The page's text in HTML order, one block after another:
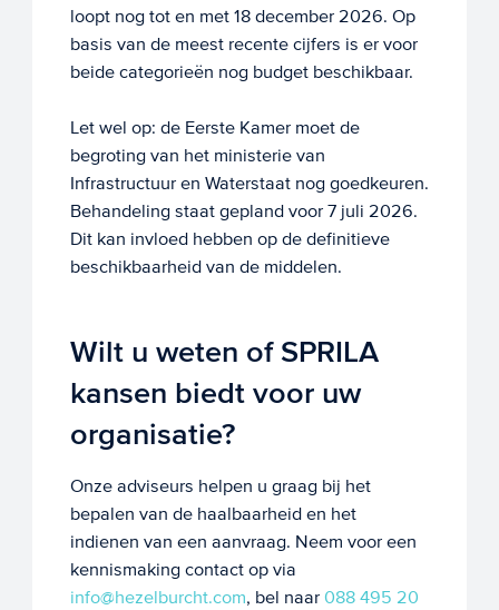
loopt nog tot en met 18 december 2026. Op
basis van de meest recente cijfers is er voor
beide categorieën nog budget beschikbaar.
Let wel op: de Eerste Kamer moet de
begroting van het ministerie van
Infrastructuur en Waterstaat nog goedkeuren.
Behandeling staat gepland voor 7 juli 2026.
Dit kan invloed hebben op de definitieve
beschikbaarheid van de middelen.
Wilt u weten of SPRILA
kansen biedt voor uw
organisatie?
Onze adviseurs helpen u graag bij het
bepalen van de haalbaarheid en het
indienen van een aanvraag. Neem voor een
kennismaking contact op via
info@hezelburcht.com, bel naar 088 495 20